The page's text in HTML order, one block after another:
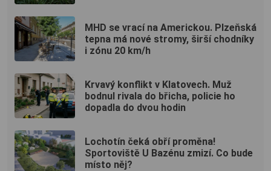
MHD se vrací na Americkou. Plzeňská
tepna má nové stromy, širší chodníky
i zónu 20 km/h
Krvavý konflikt v Klatovech. Muž
bodnul rivala do břicha, policie ho
dopadla do dvou hodin
Lochotín čeká obří proměna!
Sportoviště U Bazénu zmizí. Co bude
místo něj?